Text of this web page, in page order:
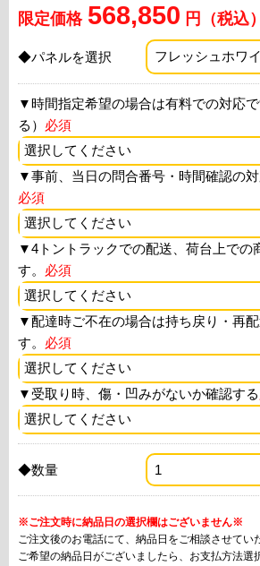
限定価格 568,850 円（税込）
◆パネルを選択
▼時間指定希望の場合は有料での対応
る） 必須
▼事前、当日の問合番号・時間確認の対
必須
▼4トントラックでの配送、荷台上での
す。 必須
▼配達時ご不在の場合は持ち戻り・再
す。 必須
▼ 受取り時、傷・凹みがないか確認する
◆数量
※ご注文時に納品日の選択欄はございません※
ご注文後のお電話にて、納品日をご相談させてい
ご希望の納品日がございましたら、お支払方法選